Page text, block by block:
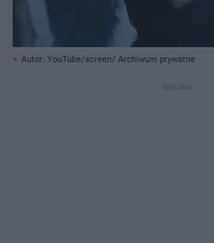
Autor: YouTube/screen/ Archiwum prywatne